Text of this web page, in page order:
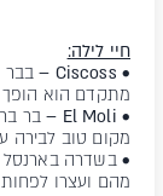
חיי לילה:
• Ciscoss –
בבר
מתקדם הוא הופך
• El Moli –
בר
מקום טוב לבירה
מהם ועצרו